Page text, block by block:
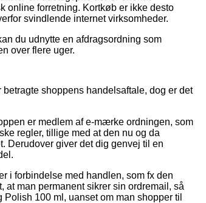
online forretning. Kortkøb er ikke desto
svindlende internet virksomheder.
du udnytte en afdragsordning som
over flere uger.
shoppens handelsaftale, dog er det
er medlem af e-mærke ordningen, som
regler, tillige med at den nu og da
Derudover giver det dig genvej til en
i forbindelse med handlen, som fx den
at man permanent sikrer sin ordremail, så
100 ml, uanset om man shopper til